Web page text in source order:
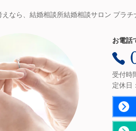
えなら、結婚相談所結婚相談サロン プラチ
お電話
受付時
定休日